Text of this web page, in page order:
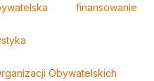
finansowanie
Obywatelskich